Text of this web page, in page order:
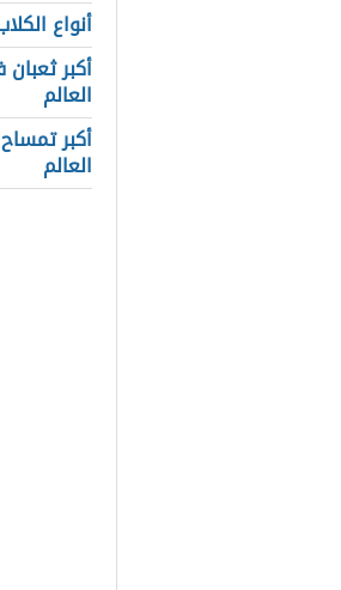
أنواع
أكبر
العالم
أكبر
العالم